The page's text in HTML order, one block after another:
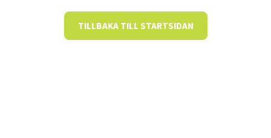
TILLBAKA TILL STARTSIDAN